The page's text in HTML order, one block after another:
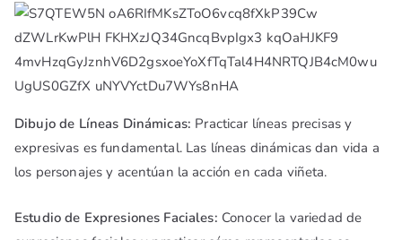
Dibujo de Líneas Dinámicas: Practicar líneas precisas y
expresivas es fundamental. Las líneas dinámicas dan vida a
los personajes y acentúan la acción en cada viñeta.
Estudio de Expresiones Faciales: Conocer la variedad de